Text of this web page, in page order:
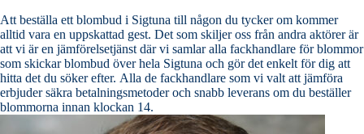
Att beställa ett blombud i Sigtuna till någon du tycker om kommer
alltid vara en uppskattad gest. Det som skiljer oss från andra aktörer är
att vi är en jämförelsetjänst där vi samlar alla fackhandlare för blommor
som skickar blombud över hela Sigtuna och gör det enkelt för dig att
hitta det du söker efter. Alla de fackhandlare som vi valt att jämföra
erbjuder säkra betalningsmetoder och snabb leverans om du beställer
blommorna innan klockan 14.